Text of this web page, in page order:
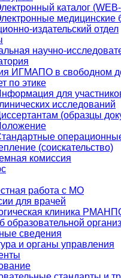
каталог
медицинские
издательский отдел
научно-
ИГМАПО в свободном
по этике
для
исследований
(образцы
(соискательство)
комиссия
работа с МО
для врачей
клиника
образовательной
сведения
и органы управления